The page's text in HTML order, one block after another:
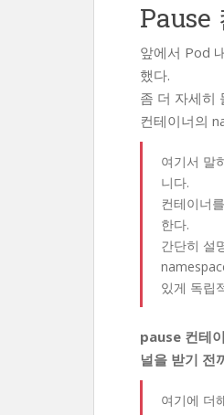
Pause
앞에서 Pod
했다.
좀 더 자세히
컨테이너의
여기서 말
니다.
컨테이너
한다.
간단히 설
있게 독립
pause 컨테
널을 받기 전
여기에 더